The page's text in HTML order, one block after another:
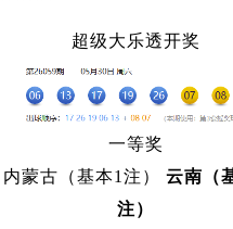
超级大乐透开奖
一等奖
内蒙古（基本1注） 云南（
注）